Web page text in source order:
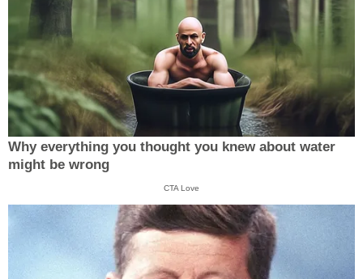
Why everything you thought you knew about water
might be wrong
CTA Love